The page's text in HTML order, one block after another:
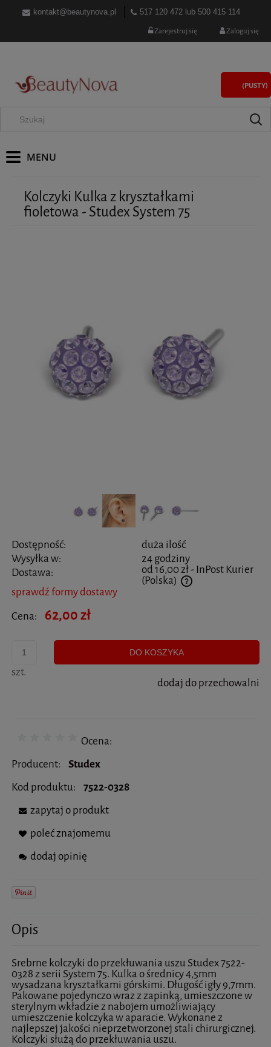
kontakt@beautynova.pl 517 120 472 lub 500 415 114
Zarejestruj się Zaloguj się
(PUSTY)
Kolczyki Kulka z kryształkami
fioletowa - Studex System 75
Dostępność:
duża ilość
Wysyłka w:
24 godziny
Dostawa:
od 16,00 zł- InPost Kurier
(Polska)
Cena nie zawiera ewentualnych kosztów płatności
sprawdź formy dostawy
Cena:
62,00 zł
szt.
DO KOSZYKA
dodaj do przechowalni
Ocena:
Producent:
Studex
Kod produktu:
7522-0328
zapytaj o produkt
poleć znajomemu
dodaj opinię
Opis
Srebrne kolczyki do przekłuwania uszu Studex 7522-
0328 z serii System 75. Kulka o średnicy 4,5mm
wysadzana kryształkami górskimi. Długość igły 9,7mm.
Pakowane pojedynczo wraz z zapinką, umieszczone w
sterylnym wkładzie z nabojem umożliwiający
umieszczenie kolczyka w aparacie. Wykonane z
najlepszej jakości nieprzetworzonej stali chirurgicznej.
Kolczyki służą do przekłuwania uszu.